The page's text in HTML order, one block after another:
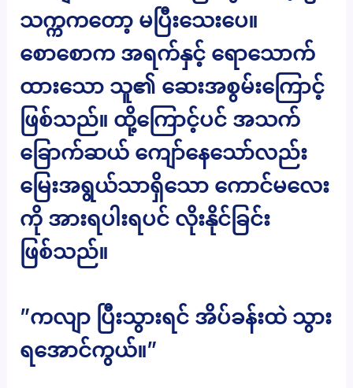
သက္ကကတော့ မပြီးသေးပေ။
စောစောက အရက်နှင့် ရောသောက်
ထားသော သူ၏ ဆေးအစွမ်းကြောင့်
ဖြစ်သည်။ ထို့ကြောင့်ပင် အသက်
ခြောက်ဆယ် ကျော်နေသော်လည်း
မြေးအရွယ်သာရှိသော ကောင်မလေး
ကို အားရပါးရပင် လိုးနိုင်ခြင်း
ဖြစ်သည်။
”ကလျာ ပြီးသွားရင် အိပ်ခန်းထဲ သွား
ရအောင်ကွယ်။”